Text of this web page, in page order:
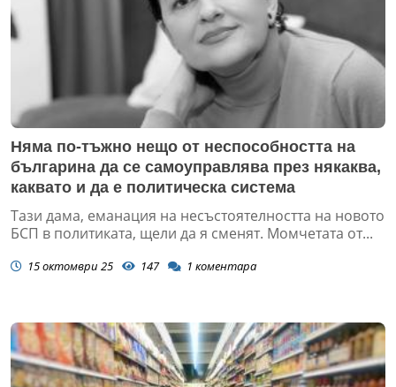
Няма по-тъжно нещо от неспособността на
българина да се самоуправлява през някаква,
каквато и да е политическа система
Тази дама, еманация на несъстоятелността на новото
БСП в политиката, щели да я сменят. Момчетата от...
15 октомври 25 147 1 коментара